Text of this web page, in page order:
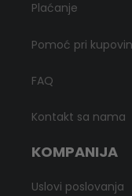
Plaćanje
Pomoć pri
FAQ
Kontakt sa nama
KOMPANIJA
Uslovi poslovanja